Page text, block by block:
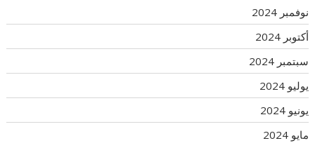
نوفمبر 2024
أكتوبر 2024
سبتمبر 2024
يوليو 2024
يونيو 2024
مايو 2024